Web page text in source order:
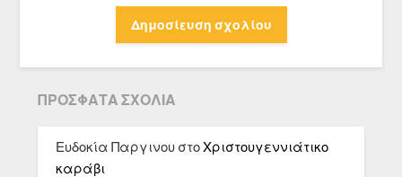
ΠΡΌΣΦΑΤΑ ΣΧΌΛΙΑ
Ευδοκία Παργινου στοΧριστουγεννιάτικο
καράβι